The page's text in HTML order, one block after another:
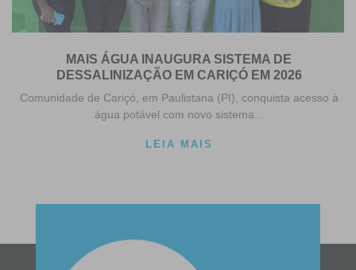
MAIS ÁGUA INAUGURA SISTEMA DE
DESSALINIZAÇÃO EM CARIÇÓ EM 2026
Comunidade de Cariçó, em Paulistana (PI), conquista acesso à
água potável com novo sistema...
LEIA MAIS